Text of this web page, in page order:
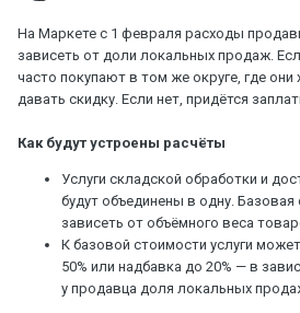
На Маркете с 1 февраля расходы
зависеть от доли локальных продаж.
часто покупают в том же округе, где
давать скидку. Если нет, придётся
Как будут устроены расчёты
Услуги складской обработки и
будут объединены в одну. Базовая
зависеть от объёмного веса
К базовой стоимости услуги
50% или надбавка до 20% — в
у продавца доля локальных